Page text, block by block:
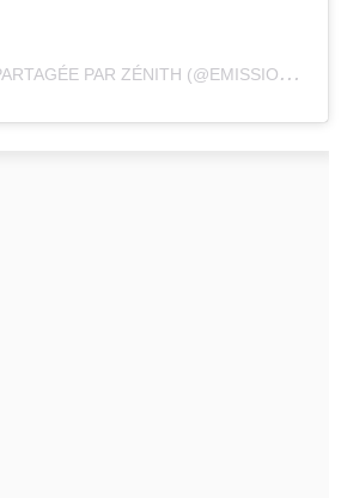
U
NE PUBLICATION PARTAGÉE PAR ZÉNITH (@EMISSIONZENITH)